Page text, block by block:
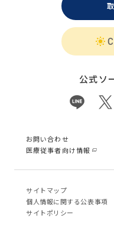
公式ソ
お問い合わせ
医療従事者向け情報
サイトマップ
個⼈情報に関する公表事項
サイトポリシー